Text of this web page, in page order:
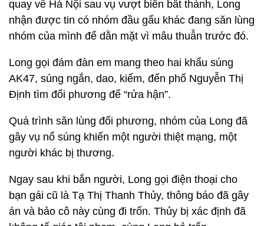
quay về Hà Nội sau vụ vượt biên bất thành, Long
nhận được tin có nhóm đầu gấu khác đang săn lùng
nhóm của mình để dằn mặt vì mâu thuẫn trước đó.
Long gọi đám đàn em mang theo hai khẩu súng
AK47, súng ngắn, dao, kiếm, đến phố Nguyễn Thị
Định tìm đối phương để “rửa hận”.
Quá trình săn lùng đối phương, nhóm của Long đã
gây vụ nổ súng khiến một người thiệt mạng, một
người khác bị thương.
Ngay sau khi bắn người, Long gọi điện thoại cho
bạn gái cũ là Tạ Thị Thanh Thủy, thông báo đã gây
án và bảo cô này cùng đi trốn. Thủy bị xác định đã